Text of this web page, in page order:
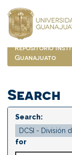
navigation
Repositorio
Guanajuato
Search
Search:
for